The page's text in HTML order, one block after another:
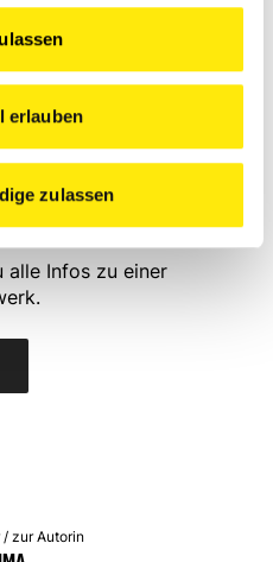
erlauben
zulassen
bist, was für einen
perfekt für
Möglichkeiten. Probiere
ein in die bunte Welt
alle Infos zu einer
zur Autorin